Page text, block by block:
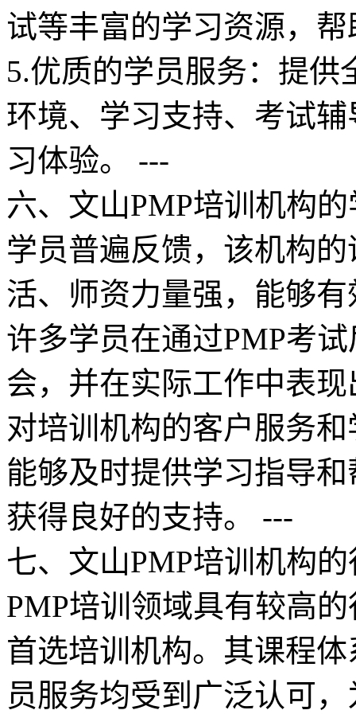
试等丰富的学习资源，
5.优质的学员服务：提
环境、学习支持、考试
习体验。 ---
六、文山PMP培训机构
学员普遍反馈，该机构
活、师资力量强，能够
许多学员在通过PMP考
会，并在实际工作中表
对培训机构的客户服务
能够及时提供学习指导
获得良好的支持。 ---
七、文山PMP培训机构
PMP培训领域具有较高
首选培训机构。其课程
员服务均受到广泛认可